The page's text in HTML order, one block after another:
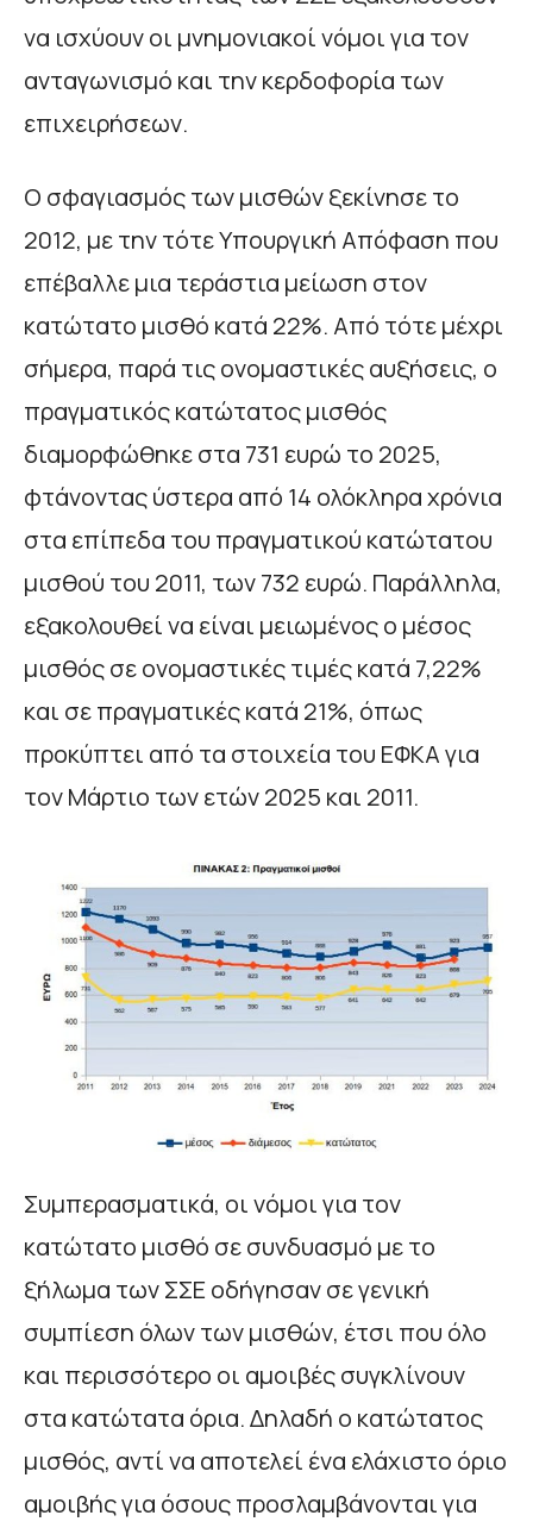
να ισχύουν οι μνημονιακοί νόμοι για τον
ανταγωνισμό και την κερδοφορία των
επιχειρήσεων.
Ο σφαγιασμός των μισθών ξεκίνησε το
2012, με την τότε Υπουργική Απόφαση που
επέβαλλε μια τεράστια μείωση στον
κατώτατο μισθό κατά 22%. Από τότε μέχρι
σήμερα, παρά τις ονομαστικές αυξήσεις, ο
πραγματικός κατώτατος μισθός
διαμορφώθηκε στα 731 ευρώ το 2025,
φτάνοντας ύστερα από 14 ολόκληρα χρόνια
στα επίπεδα του πραγματικού κατώτατου
μισθού του 2011, των 732 ευρώ. Παράλληλα,
εξακολουθεί να είναι μειωμένος ο μέσος
μισθός σε ονομαστικές τιμές κατά 7,22%
και σε πραγματικές κατά 21%, όπως
προκύπτει από τα στοιχεία του ΕΦΚΑ για
τον Μάρτιο των ετών 2025 και 2011.
Συμπερασματικά, οι νόμοι για τον
κατώτατο μισθό σε συνδυασμό με το
ξήλωμα των ΣΣΕ οδήγησαν σε γενική
συμπίεση όλων των μισθών, έτσι που όλο
και περισσότερο οι αμοιβές συγκλίνουν
στα κατώτατα όρια. Δηλαδή ο κατώτατος
μισθός, αντί να αποτελεί ένα ελάχιστο όριο
αμοιβής για όσους προσλαμβάνονται για